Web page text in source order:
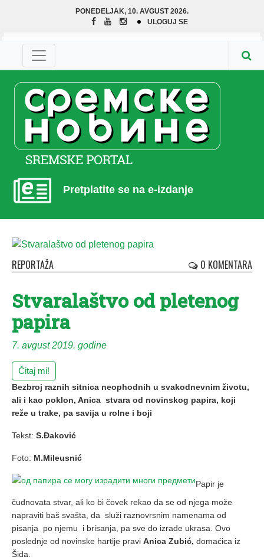
PONEDELJAK, 10. AVGUST 2026.
ULOGUJ SE
Pretplatite se na e-izdanje
REPORTAŽA 0 KOMENTARA
Stvaralaštvo od pletenog
papira
7. avgust 2019. godine
Čitaj mi!
Bezbroj raznih sitnica neophodnih u svakodnevnim životu,
ali i kao poklon, Anica stvara od novinskog papira, koji
reže u trake, pa savija u rolne i boji
Tekst: S.Đaković
Foto: M.Mileusnić
Papir je
čudnovata stvar, ali ko bi čovek rekao da se od njega može
napraviti baš svašta, da služi raznovrsnim namenama od
pisanja po njemu i brisanja, pa sve do izrade ukrasa. Ovo
poslednje od novinske hartije pravi Anica Zubić, domaćica iz
Šida.